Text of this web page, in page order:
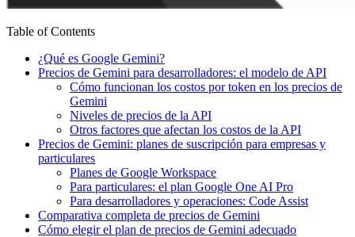
Table of Contents
¿Qué es Google Gemini?
Precios de Gemini para desarrolladores: el modelo de API
Cómo funcionan los costos por token en los precios de
Gemini
Niveles de precios de la API
Otros factores que afectan los costos de la API
Precios de Gemini: planes de suscripción para empresas y
particulares
Planes de Google Workspace
Para particulares: el plan Google One AI Pro
Para desarrolladores y operaciones: Code Assist
Comparativa completa de precios de Gemini
Cómo elegir el plan de precios de Gemini adecuado